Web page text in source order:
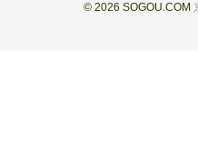
© 2026 SOGOU.COM